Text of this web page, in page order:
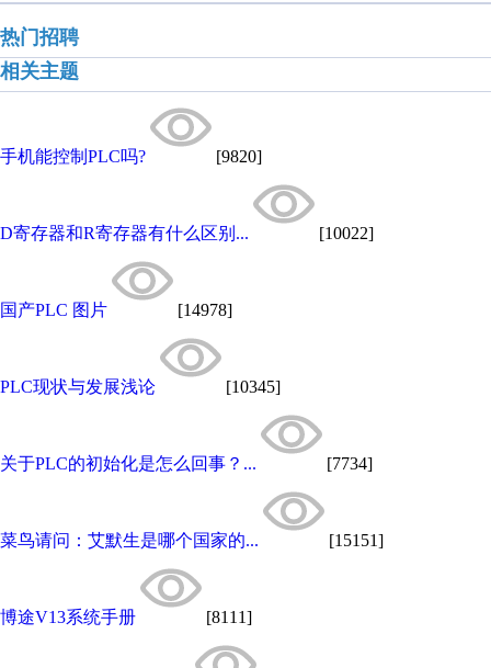
热门招聘
相关主题
手机能控制PLC吗? [9820]
D寄存器和R寄存器有什么区别... [10022]
国产PLC 图片 [14978]
PLC现状与发展浅论 [10345]
关于PLC的初始化是怎么回事？... [7734]
菜鸟请问：艾默生是哪个国家的... [15151]
博途V13系统手册 [8111]